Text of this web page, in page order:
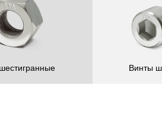
Винты